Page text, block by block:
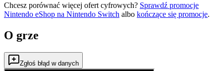
Chcesz porównać więcej ofert cyfrowych? Sprawdź promocje
Nintendo eShop na Nintendo Switch albo kończące się promocje.
O grze
Zgłoś błąd w danych